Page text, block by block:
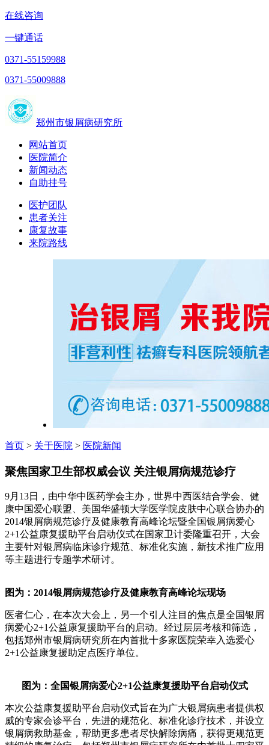
在线咨询
一键通话
0371-55159988
0371-55009888
郑州市银屑病研究所
网站首页
医院简介
新闻动态
自助挂号
医护团队
患者关注
康复故事
来院路线
首页 > 关于医院 > 医院新闻
聚焦国家卫生部权威会议 关注银屑病规范诊疗
9月13日，由中华中医药学会主办，世界中西医结合学会、健
康中国爱心联盟、美国华盛顿大学医学院皮肤中心联合协办的
2014银屑病规范诊疗及健康教育高峰论坛暨全国银屑病爱心
2+1公益康复援助平台启动仪式在国家卫计委隆重召开，大会
主要针对银屑病临床诊疗规范、标准化实施，新技术推广应用
等主题进行专题学术研讨。
图为：2014银屑病规范诊疗及健康教育高峰论坛现场
医者仁心，在本次大会上，另一个引人注目的焦点是全国银屑
病爱心2+1公益康复援助平台的启动。经过层层考核和筛选，
包括郑州市银屑病研究所在内首批十多家医院荣幸入选爱心
2+1公益康复援助定点医疗单位。
图为：全国银屑病爱心2+1公益康复援助平台启动仪式
本次公益康复援助平台启动仪式旨在为广大银屑病患者提供权
威的专家会诊平台，先进的规范化、标准化诊疗技术，并设立
银屑病救助基金，帮助更多患者尽快解除病痛，获得更规范更